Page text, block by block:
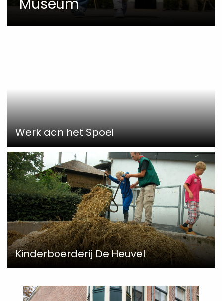
Museum
Werk aan het Spoel
Kinderboerderij De Heuvel
Read